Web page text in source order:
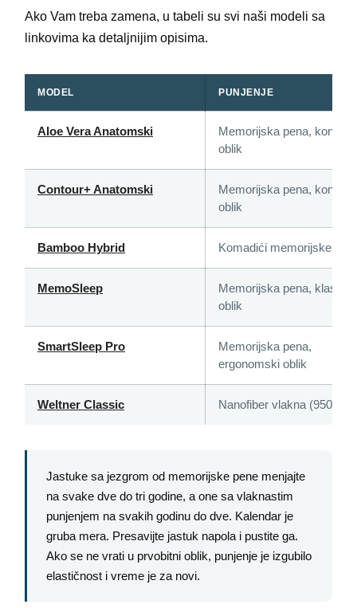
Ako Vam treba zamena, u tabeli su svi naši modeli sa
linkovima ka detaljnijim opisima.
MODEL PUNJENJE
Aloe Vera Anatomski
Memorijska pena, konturni
oblik
Contour+ Anatomski
Memorijska pena, konturni
oblik
Bamboo Hybrid Komadići memorijske
MemoSleep
Memorijska pena, klasičan
oblik
SmartSleep Pro
Memorijska pena,
ergonomski oblik
Weltner Classic Nanofiber vlakna (950 g)
Jastuke sa jezgrom od memorijske pene menjajte
na svake dve do tri godine, a one sa vlaknastim
punjenjem na svakih godinu do dve. Kalendar je
gruba mera. Presavijte jastuk napola i pustite ga.
Ako se ne vrati u prvobitni oblik, punjenje je izgubilo
elastičnost i vreme je za novi.